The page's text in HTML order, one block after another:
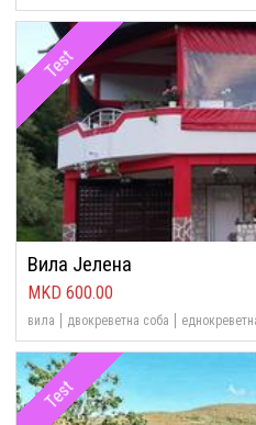
Test
Вила Јелена
600.00
вила двокреветна соба
Test